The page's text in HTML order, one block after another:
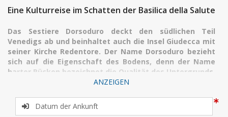
Eine Kulturreise im Schatten der Basilica della Salute
Das Sestiere Dorsoduro deckt den südlichen Teil
Venedigs ab und beinhaltet auch die Insel Giudecca mit
seiner Kirche Redentore. Der Name Dorsoduro bezieht
sich auf die Eigenschaft des Bodens, denn der Name
harter Rücken bezeichnet die Qualität des Untergrunds,
der hier sehr viel weniger sumpfig war als in anderen
Sestiere zu Größe und Würde durch einige bedeutende Bauten
ANZEIGEN